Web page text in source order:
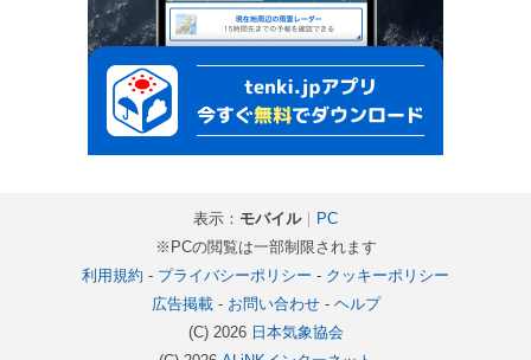
表示： モバイル｜
PC
※PCの閲覧は一部制限されます
利用規約 - プライバシーポリシー - クッキーポリシー
広告掲載- お問い合わせ- ヘルプ
(C) 2026 日本気象協会